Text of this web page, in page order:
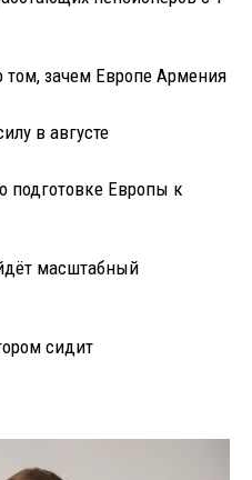
зачем Европе Армения
в августе
подготовке Европы к
масштабный
сидит